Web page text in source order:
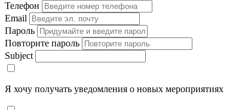
Телефон
Email
Пароль
Повторите пароль
Subject
Я хочу получать уведомления о новых мероприятиях